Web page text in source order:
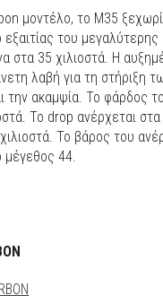
μοντέλο, το M35
του μεγαλύτερης
στα 35 χιλιοστά. Η
λαβή για τη στήριξη
την ακαμψία. Το φάρδος
Το drop ανέρχεται στα
Το βάρος του
μέγεθος 44.